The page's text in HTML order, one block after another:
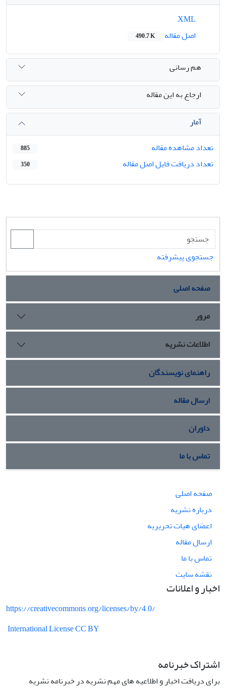
اصل مقاله
490.7 K
هم رسانی
ارجاع به این مقاله
آمار
تعداد مشاهده مقاله
885
تعداد دریافت فایل اصل مقاله 350
جستجوی پیشرفته
صفحه اصلی
مرور
اطلاعات نشریه
راهنمای نویسندگان
ارسال مقاله
داوران
تماس با ما
صفحه اصلی
درباره نشریه
اعضای هیات تحریریه
ارسال مقاله
تماس با ما
نقشه سایت
اخبار و اعلانات
https://creativecommons.org/licenses/by/4.0/
International License CC BY
اشتراک خبرنامه
برای دریافت اخبار و اطلاعیه های مهم نشریه در خبرنامه نشریه